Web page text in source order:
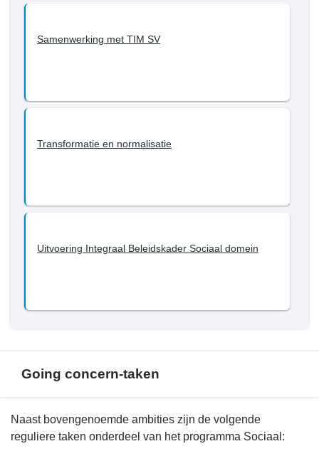
Samenwerking met TIM SV
Transformatie en normalisatie
Uitvoering Integraal Beleidskader Sociaal domein
Going concern-taken
Terug
naar
Naast bovengenoemde ambities zijn de volgende
reguliere taken onderdeel van het programma Sociaal: